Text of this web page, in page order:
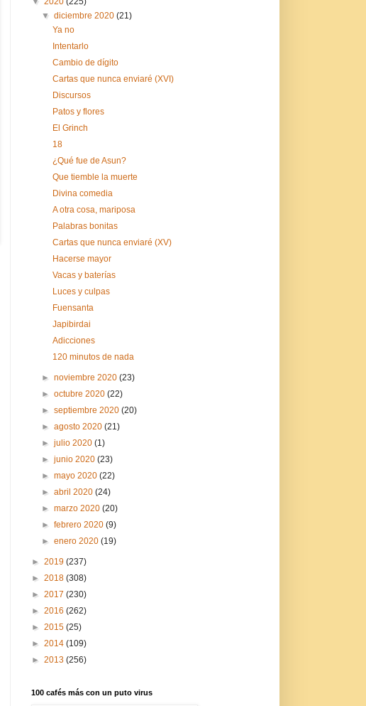
▼diciembre 2020(21)
Ya no
Intentarlo
Cambio de dígito
Cartas que nunca enviaré (XVI)
Discursos
Patos y flores
El Grinch
18
¿Qué fue de Asun?
Que tiemble la muerte
Divina comedia
A otra cosa, mariposa
Palabras bonitas
Cartas que nunca enviaré (XV)
Hacerse mayor
Vacas y baterías
Luces y culpas
Fuensanta
Japibirdai
Adicciones
120 minutos de nada
►noviembre 2020(23)
►octubre 2020(22)
►septiembre 2020(20)
►agosto 2020(21)
►julio 2020(1)
►junio 2020(23)
►mayo 2020(22)
►abril 2020(24)
►marzo 2020(20)
►febrero 2020(9)
►enero 2020(19)
► 2019 (237)
► 2018 (308)
► 2017 (230)
► 2016 (262)
► 2015 (25)
► 2014 (109)
► 2013 (256)
100 cafés más con un puto virus